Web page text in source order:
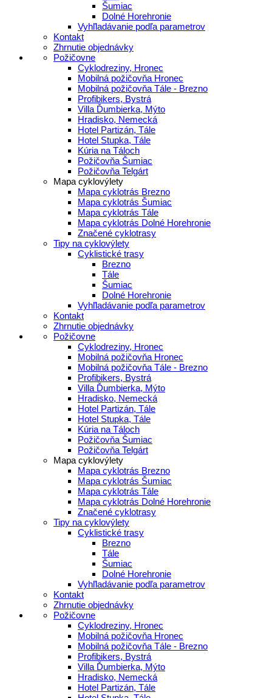
Šumiac
Dolné Horehronie
Vyhľladávanie podľa parametrov
Kontakt
Zhrnutie objednávky
Požičovne
Cyklodreziny, Hronec
Mobilná požičovňa Hronec
Mobilná požičovňa Tále - Brezno
Profibikers, Bystrá
Villa Ďumbierka, Mýto
Hradisko, Nemecká
Hotel Partizán, Tále
Hotel Stupka, Tále
Kúria na Táloch
Požičovňa Šumiac
Požičovňa Telgárt
Mapa cyklovýlety
Mapa cyklotrás Brezno
Mapa cyklotrás Šumiac
Mapa cyklotrás Tále
Mapa cyklotrás Dolné Horehronie
Značené cyklotrasy
Tipy na cyklovýlety
Cyklistické trasy
Brezno
Tále
Šumiac
Dolné Horehronie
Vyhľladávanie podľa parametrov
Kontakt
Zhrnutie objednávky
Požičovne
Cyklodreziny, Hronec
Mobilná požičovňa Hronec
Mobilná požičovňa Tále - Brezno
Profibikers, Bystrá
Villa Ďumbierka, Mýto
Hradisko, Nemecká
Hotel Partizán, Tále
Hotel Stupka, Tále
Kúria na Táloch
Požičovňa Šumiac
Požičovňa Telgárt
Mapa cyklovýlety
Mapa cyklotrás Brezno
Mapa cyklotrás Šumiac
Mapa cyklotrás Tále
Mapa cyklotrás Dolné Horehronie
Značené cyklotrasy
Tipy na cyklovýlety
Cyklistické trasy
Brezno
Tále
Šumiac
Dolné Horehronie
Vyhľladávanie podľa parametrov
Kontakt
Zhrnutie objednávky
Požičovne
Cyklodreziny, Hronec
Mobilná požičovňa Hronec
Mobilná požičovňa Tále - Brezno
Profibikers, Bystrá
Villa Ďumbierka, Mýto
Hradisko, Nemecká
Hotel Partizán, Tále